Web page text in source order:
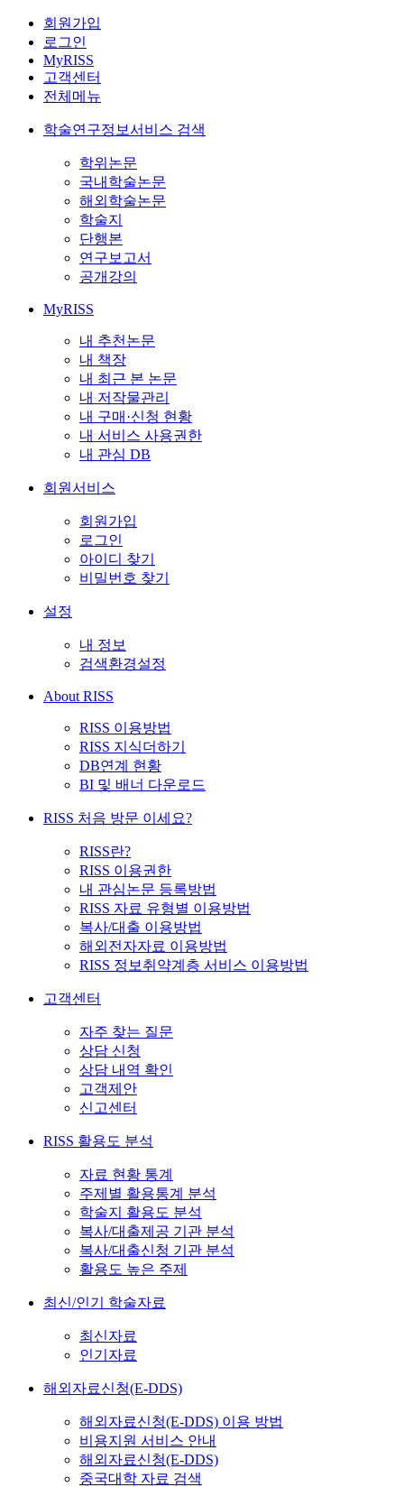
회원가입
로그인
MyRISS
고객센터
전체메뉴
학술연구정보서비스 검색
학위논문
국내학술논문
해외학술논문
학술지
단행본
연구보고서
공개강의
MyRISS
내 추천논문
내 책장
내 최근 본 논문
내 저작물관리
내 구매·신청 현황
내 서비스 사용권한
내 관심 DB
회원서비스
회원가입
로그인
아이디 찾기
비밀번호 찾기
설정
내 정보
검색환경설정
About RISS
RISS 이용방법
RISS 지식더하기
DB연계 현황
BI 및 배너 다운로드
RISS 처음 방문 이세요?
RISS란?
RISS 이용권한
내 관심논문 등록방법
RISS 자료 유형별 이용방법
복사/대출 이용방법
해외전자자료 이용방법
RISS 정보취약계층 서비스 이용방법
고객센터
자주 찾는 질문
상담 신청
상담 내역 확인
고객제안
신고센터
RISS 활용도 분석
자료 현황 통계
주제별 활용통계 분석
학술지 활용도 분석
복사/대출제공 기관 분석
복사/대출신청 기관 분석
활용도 높은 주제
최신/인기 학술자료
최신자료
인기자료
해외자료신청(E-DDS)
해외자료신청(E-DDS) 이용 방법
비용지원 서비스 안내
해외자료신청(E-DDS)
중국대학 자료 검색